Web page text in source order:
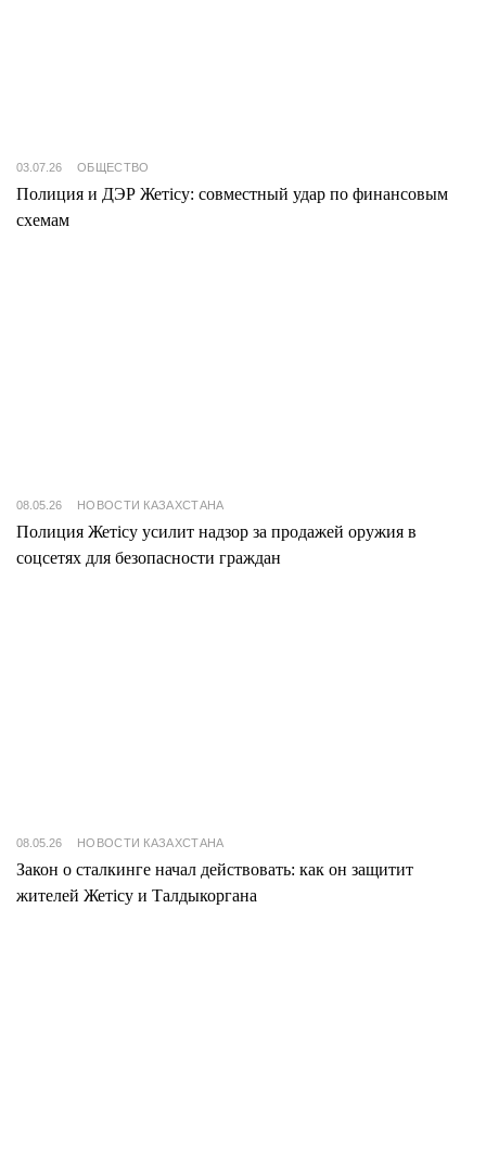
03.07.26 ОБЩЕСТВО
Полиция и ДЭР Жетісу: совместный удар по финансовым
схемам
08.05.26 НОВОСТИ КАЗАХСТАНА
Полиция Жетісу усилит надзор за продажей оружия в
соцсетях для безопасности граждан
08.05.26 НОВОСТИ КАЗАХСТАНА
Закон о сталкинге начал действовать: как он защитит
жителей Жетісу и Талдыкоргана